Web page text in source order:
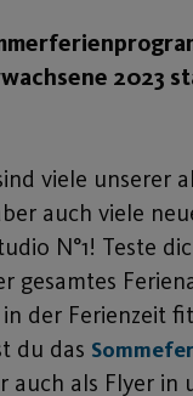
2023
viele unserer
auch viele
N°1! Teste
gesamtes
der Ferienzeit
du das
auch als Flyer in